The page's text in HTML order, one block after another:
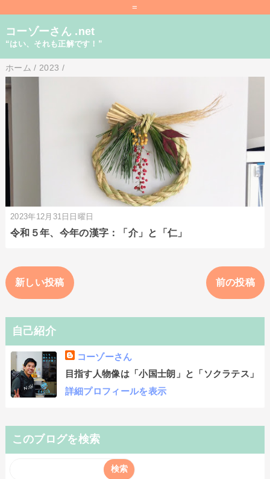
=
コーゾーさん .net
“はい、それも正解です！”
ホーム / 2023 /
2023年12月31日日曜日
令和５年、今年の漢字：「介」と「仁」
新しい投稿 前の投稿
自己紹介
コーゾーさん
目指す人物像は「小国士朗」と「ソクラテス」
詳細プロフィールを表示
このブログを検索